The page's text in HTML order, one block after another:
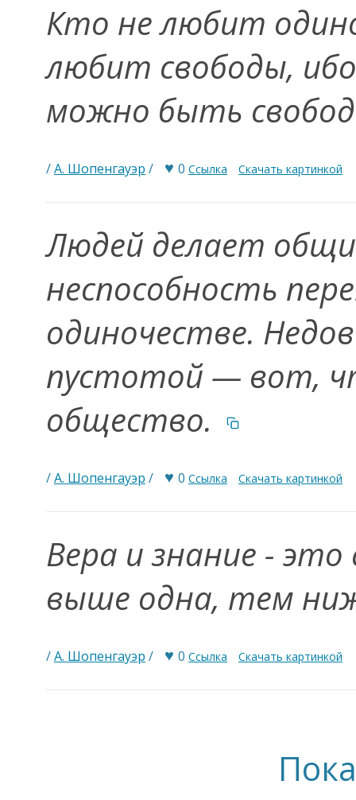
Кто не любит
любит свободы,
можно быть
/А. Шопенгауэр / ♥ 0 Ссылка Скачать картинкой
Людей делает
неспособность
одиночестве.
пустотой — вот,
общество.
/А. Шопенгауэр / ♥ 0 Ссылка Скачать картинкой
Вера и знание -
выше одна, тем
/А. Шопенгауэр / ♥ 0 Ссылка Скачать картинкой